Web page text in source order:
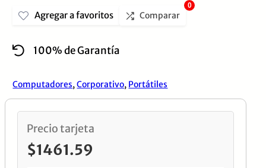
E14
PROCESADOR
CORE
125U,
RAM
Agregar a favoritos Comparar
0
100% de Garantía
Computadores,Corporativo, Portátiles
Precio tarjeta
$1461.59